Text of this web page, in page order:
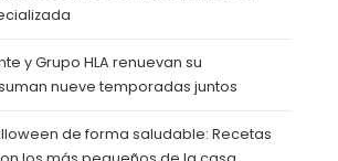
y Grupo HLA renuevan su
nueve temporadas juntos
de forma saludable: Recetas